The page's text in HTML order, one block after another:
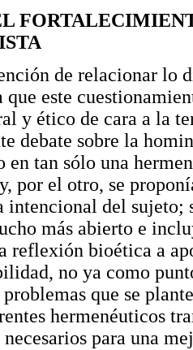
de relacionar lo
que este
y ético de cara a la
debate sobre la
en tan sólo una
por el otro, se
intencional del sujeto;
más abierto e
reflexión bioética a
no ya como
que se
hermenéuticos
para una